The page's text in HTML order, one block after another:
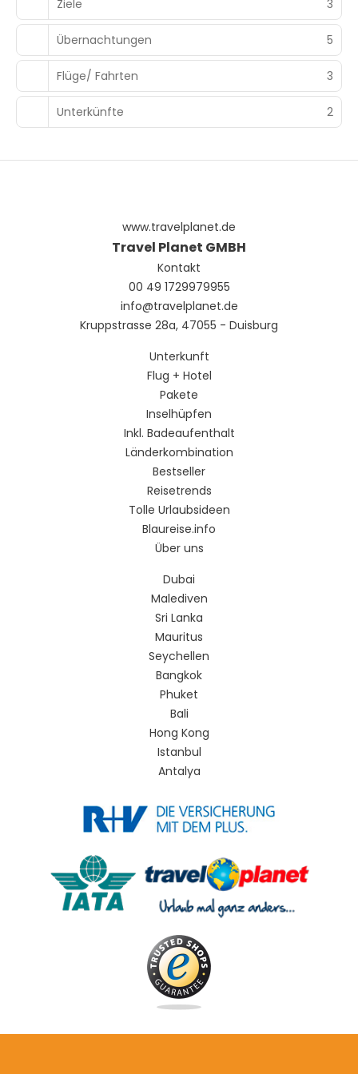
Ziele
3
Übernachtungen 5
Flüge/ Fahrten 3
Unterkünfte 2
www.travelplanet.de
Travel Planet GMBH
Kontakt
00 49 1729979955
info@travelplanet.de
Kruppstrasse 28a, 47055 - Duisburg
Unterkunft
Flug + Hotel
Pakete
Inselhüpfen
Inkl. Badeaufenthalt
Länderkombination
Bestseller
Reisetrends
Tolle Urlaubsideen
Blaureise.info
Über uns
Dubai
Malediven
Sri Lanka
Mauritus
Seychellen
Bangkok
Phuket
Bali
Hong Kong
Istanbul
Antalya